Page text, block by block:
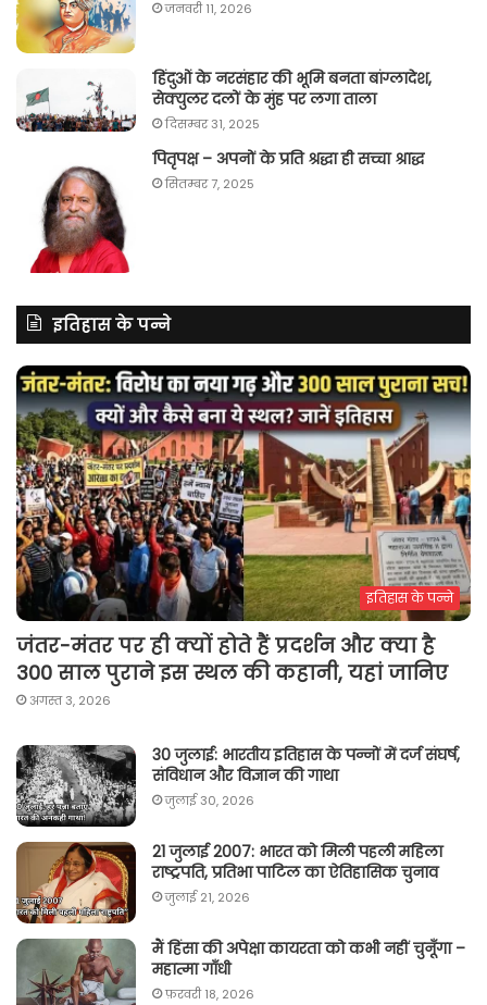
जनवरी 11, 2026
हिंदुओं के नरसंहार की भूमि बनता बांग्लादेश,
सेक्युलर दलों के मुंह पर लगा ताला
दिसम्बर 31, 2025
पितृपक्ष – अपनों के प्रति श्रद्धा ही सच्चा श्राद्ध
सितम्बर 7, 2025
इतिहास के पन्ने
इतिहास के पन्ने
जंतर-मंतर पर ही क्यों होते हैं प्रदर्शन और क्या है
300 साल पुराने इस स्थल की कहानी, यहां जानिए
अगस्त 3, 2026
30 जुलाई: भारतीय इतिहास के पन्नों में दर्ज संघर्ष,
संविधान और विज्ञान की गाथा
जुलाई 30, 2026
21 जुलाई 2007: भारत को मिली पहली महिला
राष्ट्रपति, प्रतिभा पाटिल का ऐतिहासिक चुनाव
जुलाई 21, 2026
मैं हिंसा की अपेक्षा कायरता को कभी नहीं चुनूँगा –
महात्मा गाँधी
फ़रवरी 18, 2026